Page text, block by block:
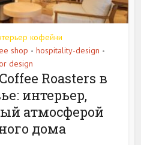
кофейни
shop • hospitality-design •
design
Roasters в
интерьер,
атмосферой
дома